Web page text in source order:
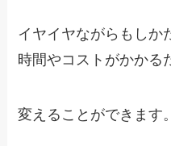
イヤイヤながらもしか
時間やコストがかかる
変えることができます